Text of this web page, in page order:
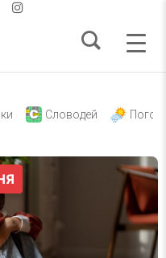
Словодей